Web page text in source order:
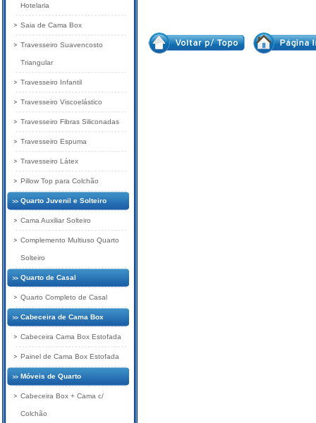
Hotelaria
Saia de Cama Box
Travesseiro Suavencosto
Triangular
Travesseiro Infantil
Travesseiro Viscoelástico
Travesseiro Fibras Siliconadas
Travesseiro Espuma
Travesseiro Látex
Pillow Top para Colchão
Quarto Juvenil e Solteiro
Cama Auxiliar Solteiro
Complemento Multiuso Quarto
Solteiro
Quarto de Casal
Quarto Completo de Casal
Cabeceira de Cama Box
Cabeceira Cama Box Estofada
Painel de Cama Box Estofada
Móveis de Quarto
Cabeceira Box + Cama c/
Colchão